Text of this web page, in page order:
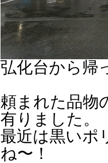
弘化台から帰
頼まれた品物
有りました。
最近は黒いポ
ね〜！